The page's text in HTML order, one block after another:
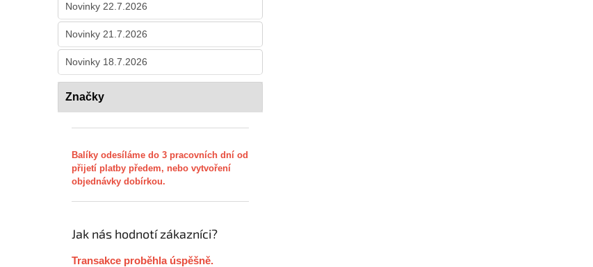
Novinky 22.7.2026
Novinky 21.7.2026
Novinky 18.7.2026
Značky
Balíky odesíláme do 3 pracovních dní od
přijetí platby předem, nebo vytvoření
objednávky dobírkou.
Jak nás hodnotí zákazníci?
Transakce proběhla úspěšně.